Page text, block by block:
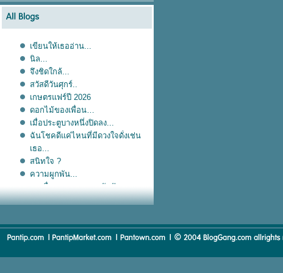
เขียนให้เธออ่าน...
นิล...
จึงชิดใกล้...
สวัสดีวันศุกร์..
เกษตรแฟร์ปี 2026
ดอกไม้ของเพื่อน…
เมื่อประตูบางหนึ่งปิดลง...
ฉันโชคดีแค่ไหนที่มีดวงใจดั่งเช่น
เธอ...
สนิทใจ ?
ความผูกพัน...
การสื่อสาร...และการรับฟัง...
Sorry...
ยังงัยก็รักเธอ...
แต่งงาน...